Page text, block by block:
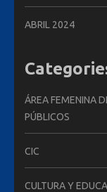
ABRIL 2024
ÁREA FEMENINA
PÚBLICOS
CIC
CULTURA Y